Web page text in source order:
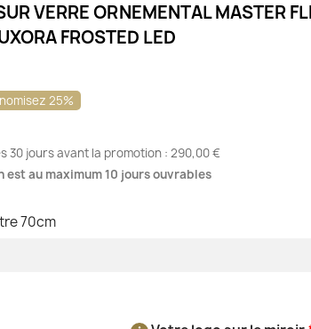
VERRE ORNEMENTAL MASTER
FROSTED LED
25%
30 jours avant la promotion : 290,00 €
est au maximum 10 jours ouvrables
70cm